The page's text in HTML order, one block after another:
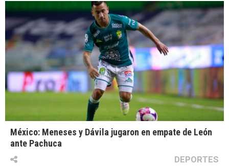
México: Meneses y Dávila jugaron en empate de León
ante Pachuca
DEPORTES